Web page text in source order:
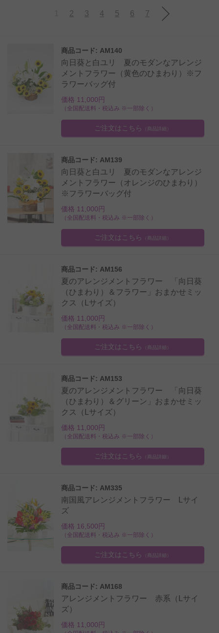
2 3 4 5 6 7
商品コード: AM140
向日葵と白ユリ 夏のモダンなアレンジ
メントフラワー（黄色のひまわり）※フ
ラワーバッグ付
価格 11,000円
（全国配送料・税込み ※一部除く）
ご注文はこちら （商品詳細）
商品コード: AM139
向日葵と白ユリ 夏のモダンなアレンジ
メントフラワー（オレンジのひまわり）
※フラワーバッグ付
価格 11,000円
（全国配送料・税込み ※一部除く）
ご注文はこちら （商品詳細）
商品コード: AM156
夏のアレンジメントフラワー 「向日葵
（ひまわり）＆フラワー」おまかせミッ
クス（Lサイズ）
価格 11,000円
（全国配送料・税込み ※一部除く）
ご注文はこちら （商品詳細）
商品コード: AM153
夏のアレンジメントフラワー 「向日葵
（ひまわり）＆グリーン」おまかせミッ
クス（Lサイズ）
価格 11,000円
（全国配送料・税込み ※一部除く）
ご注文はこちら （商品詳細）
商品コード: AM335
南国風アレンジメントフラワー Lサイ
ズ
価格 16,500円
（全国配送料・税込み ※一部除く）
ご注文はこちら （商品詳細）
商品コード: AM168
アレンジメントフラワー 赤系（Lサイ
ズ）
価格 11,000円